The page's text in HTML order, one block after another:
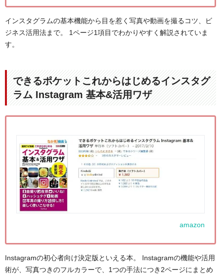
インスタグラムの基本機能から目を惹く写真や動画を撮るコツ、ビ
ジネス活用法まで。 1ページ1項目でわかりやすく解説されていま
す。
できるポケットこれからはじめるインスタグ
ラム Instagram 基本&活用ワザ
amazon
Instagramの初心者向け決定版といえる本。 Instagramの機能や活用
術が、写真つきのフルカラーで、1つの手法につき2ページにまとめ